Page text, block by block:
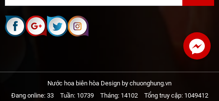
Nước hoa biên hòa Design by chuonghung.vn
Đang online: 33
Tuần: 10739 Tháng: 14102 Tổng truy cập: 1049412